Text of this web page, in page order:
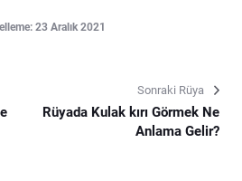
23 Aralık 2021
Sonraki Rüya
Rüyada Kulak kırı Görmek Ne
Anlama Gelir?